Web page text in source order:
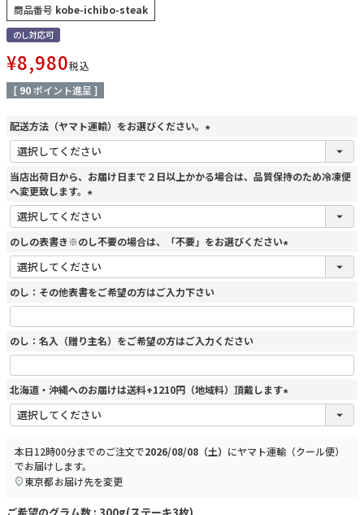
商品番号 kobe-ichibo-steak
のし対応可
¥8,980税込
[ 90ポイント進呈 ]
配送方法（ヤマト運輸）をお選びください。
(
必
須
当店出荷日から、お届け日まで２日以上かかる場合は、品質保持のため冷凍便
へ変更致します。
(
必
須
)
のしの表書き※のし不要の場合は、「不要」をお選びください
(
必
)
のし：その他表書をご希望の方はご入力下さい
のし：名入（贈り主名）をご希望の方はご入力ください
北海道・沖縄へのお届けは送料+1210円（地域料）頂戴します
(
必
)
本日12時00分までのご注文で2026/08/08（土） にヤマト運輸（クール便）
でお届けします。
東京都お届け先を変更
ご希望のグラム数 300g(ステーキ3枚)